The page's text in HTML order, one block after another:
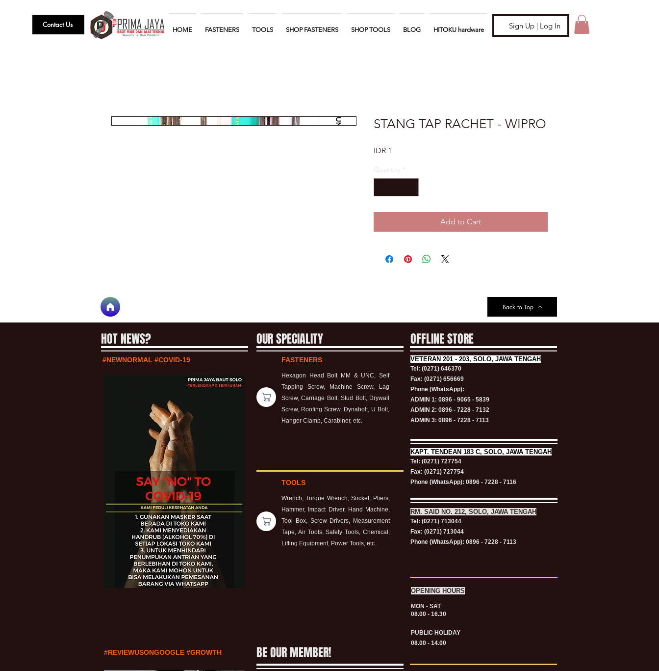
Contact Us
HOME FASTENERS TOOLS SHOP FASTENERS SHOP TOOLS BLOG HITOKU hardware Sign Up | Log In
STANG TAP RACHET - WIPRO
IDR 1
Quantity *
Add to Cart
Back to Top
HOT NEWS? OUR SPECIALITY OFFLINE STORE
#NEWNORMAL #COVID-19
#REVIEWUSONGOOGLE #GROWTH
FASTENERS
Hexagon Head Bolt MM & UNC, Self
Tapping Screw, Machine Screw, Lag
Screw, Carriage Bolt, Stud Bolt, Drywall
Screw, Roofing Screw, Dynabolt, U Bolt,
Hanger Clamp, Carabiner, etc.
VETERAN 201 - 203, SOLO, JAWA TENGAH
Tel: (0271) 646370
Fax: (0271) 656669
Phone (WhatsApp):
ADMIN 1: 0896 - 9065 - 5839
ADMIN 2: 0896 - 7228 - 7132
ADMIN 3: 0896 - 7228 - 7113
TOOLS
Wrench, Torque Wrench, Socket, Pliers,
Hammer, Impact Driver, Hand Machine,
Tool Box, Screw Drivers, Measurement
Tape, Air Tools, Safety Tools, Chemical,
Lifting Equipment, Power Tools, etc.
KAPT. TENDEAN 183 C, SOLO, JAWA TENGAH
Tel: (0271) 727754
Fax: (0271) 727754
Phone (WhatsApp): 0896 - 7228 - 7116
RM. SAID NO. 212, SOLO, JAWA TENGAH
Tel: (0271) 713044
Fax: (0271) 713044
Phone (WhatsApp): 0896 - 7228 - 7113
BE OUR MEMBER!
OPENING HOURS
MON - SAT
08.00 - 16.30
PUBLIC HOLIDAY
08.00 - 14.00